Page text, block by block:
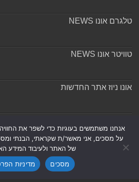
טלגרם אונו NEWS
טוויטר אונו NEWS
אונו ניוז אתר החדשות
אנחנו משתמשים בעוגיות כדי לשפר את
על מסכים, אני מאשר/ת שקראתי, הבנתי
של האתר ולעיבוד המידע
מסכים
מדיניות